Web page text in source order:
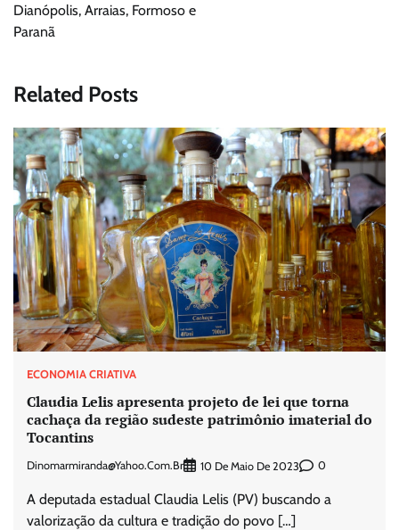
Dianópolis, Arraias, Formoso e
Paranã
Related Posts
ECONOMIA CRIATIVA
Claudia Lelis apresenta projeto de lei que torna
cachaça da região sudeste patrimônio imaterial do
Tocantins
Dinomarmiranda@yahoo.com.br 10 De Maio De 2023 0
A deputada estadual Claudia Lelis (PV) buscando a
valorização da cultura e tradição do povo […]